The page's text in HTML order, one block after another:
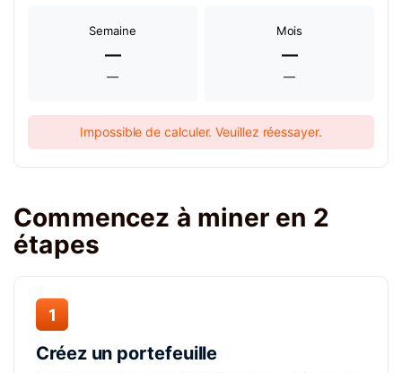
Semaine
—
—
Mois
—
—
Impossible de calculer. Veuillez réessayer.
Commencez à miner en 2
étapes
1
Créez un portefeuille